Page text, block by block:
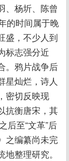
、杨圻、陈曾
的时间属于晚
盛，不少人到
标志强分近
。鸦片战争后
星灿烂，诗人
密切反映现
抗衡唐宋，其
后至“文革”后
之编纂尚未完
整理研究。